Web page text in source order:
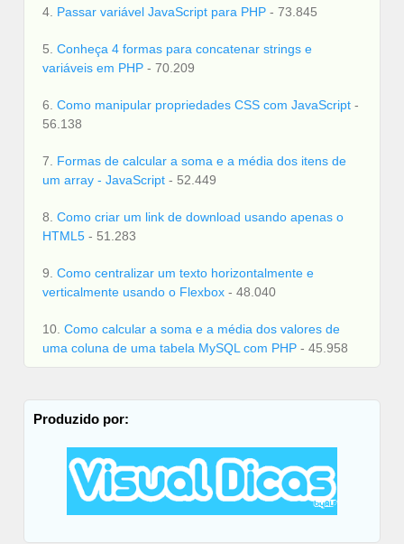
4. Passar variável JavaScript para PHP - 73.845
5. Conheça 4 formas para concatenar strings e
variáveis em PHP - 70.209
6. Como manipular propriedades CSS com JavaScript -
56.138
7. Formas de calcular a soma e a média dos itens de
um array - JavaScript - 52.449
8. Como criar um link de download usando apenas o
HTML5 - 51.283
9. Como centralizar um texto horizontalmente e
verticalmente usando o Flexbox - 48.040
10. Como calcular a soma e a média dos valores de
uma coluna de uma tabela MySQL com PHP - 45.958
Produzido por: